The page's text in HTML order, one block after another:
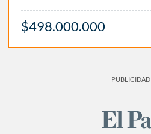
$498.000.000
PUBLICIDAD